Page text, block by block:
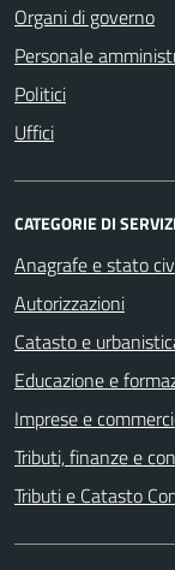
Organi di governo
Personale
Politici
Uffici
CATEGORIE DI
Anagrafe e stato
Autorizzazioni
Catasto e
Educazione e
Imprese e
Tributi, finanze e
Tributi e Catasto